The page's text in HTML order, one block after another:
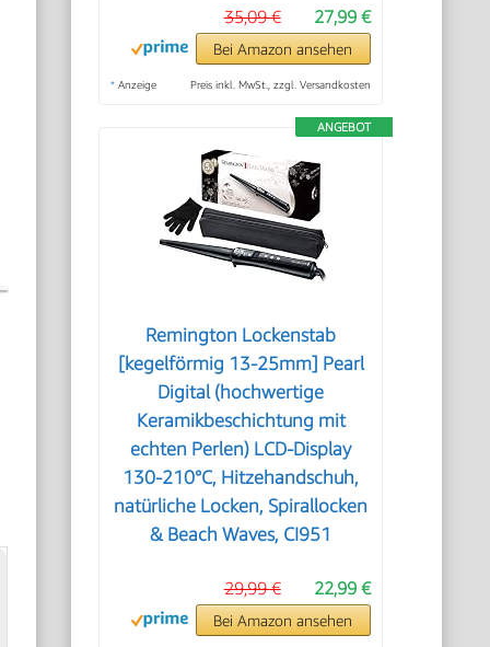
27,99 €
35,09 €
Bei Amazon ansehen
* Anzeige Preis inkl. MwSt., zzgl. Versandkosten
ANGEBOT
Remington Lockenstab
[kegelförmig 13-25mm] Pearl
Digital (hochwertige
Keramikbeschichtung mit
echten Perlen) LCD-Display
130-210°C, Hitzehandschuh,
natürliche Locken, Spirallocken
& Beach Waves, CI951
22,99 €
29,99 €
Bei Amazon ansehen